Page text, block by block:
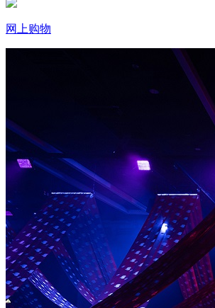
网上购物